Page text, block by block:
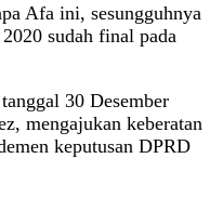
Afa ini, sesungguhnya
sudah final pada
30 Desember
mengajukan keberatan
keputusan DPRD